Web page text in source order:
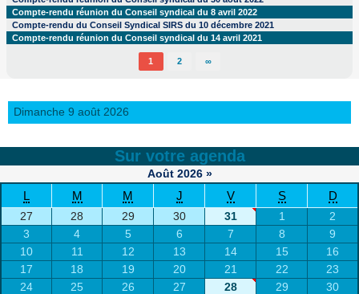
Compte-rendu réunion du Conseil syndical du 8 avril 2022
Compte-rendu du Conseil Syndical SIRS du 10 décembre 2021
Compte-rendu réunion du Conseil syndical du 14 avril 2021
1 2 ∞
Dimanche 9 août 2026
Sur votre agenda
Août 2026 »
L M M J V S D
27 28 29 30 31 1
2
3
4 5 6 7 8
9
10
11 12 13 14 15
16
17
18 19 20 21 22
23
24
25 26 27 28 29
30